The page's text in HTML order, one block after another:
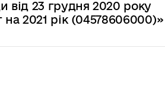
від 23 грудня 2020 року
2021 рік (04578606000)»